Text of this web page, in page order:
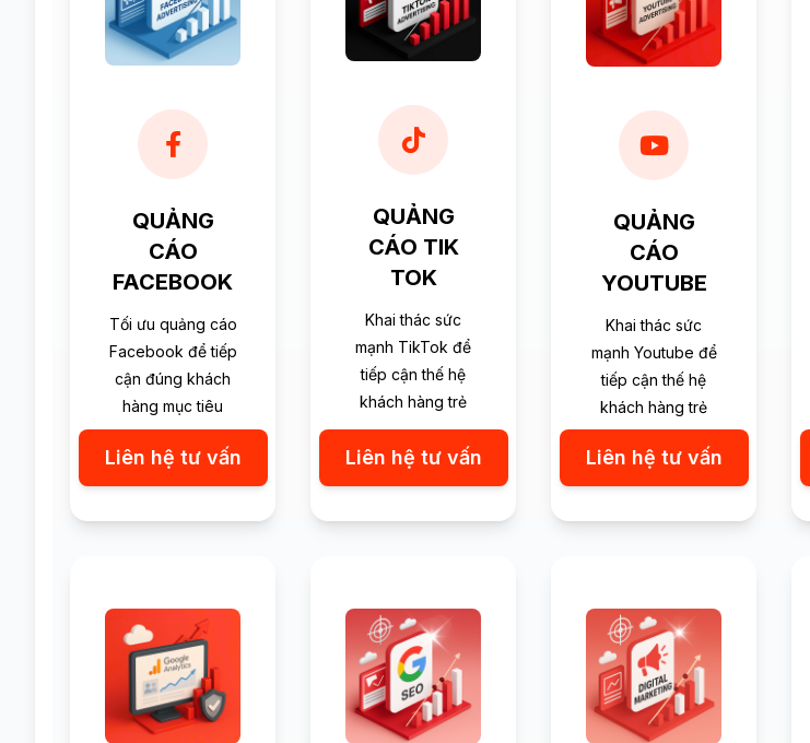
QUẢNG
CÁO
FACEBOOK
Tối ưu quảng cáo
Facebook để tiếp
cận đúng khách
hàng mục tiêu
Liên hệ tư vấn
QUẢNG
CÁO TIK
TOK
Khai thác sức
mạnh TikTok để
tiếp cận thế hệ
khách hàng trẻ
Liên hệ tư vấn
QUẢNG
CÁO
YOUTUBE
Khai thác sức
mạnh Youtube để
tiếp cận thế hệ
khách hàng trẻ
Liên hệ tư vấn